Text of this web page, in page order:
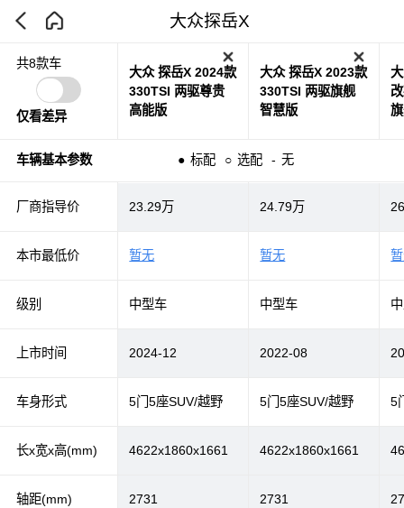
大众探岳X
共8款车
仅看差异
大众 探岳X 2024款
330TSI 两驱尊贵
高能版
大众 探岳X 2023款
330TSI 两驱旗舰
智慧版
车辆基本参数 ● 标配 ○ 选配 - 无
厂商指导价
本市最低价
级别
上市时间
车身形式
长x宽x高(mm)
轴距(mm)
23.29万 24.79万
暂无 暂无
中型车 中型车
2024-12 2022-08
5门5座SUV/越野 5门5座SUV/越野 5
4622x1860x1661 4622x1860x1661
2731 2731